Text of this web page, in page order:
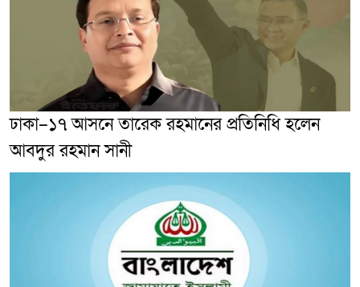
ঢাকা–১৭ আসনে তারেক রহমানের প্রতিনিধি হলেন
আবদুর রহমান সানী